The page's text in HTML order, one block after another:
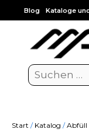
Blog Kataloge
Start / Katalog /Abfüll